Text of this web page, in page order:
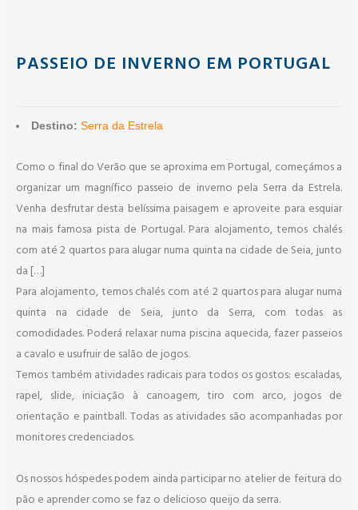
PASSEIO DE INVERNO EM PORTUGAL
Destino: Serra da Estrela
Como o final do Verão que se aproxima em Portugal, começámos a
organizar um magnífico passeio de inverno pela Serra da Estrela.
Venha desfrutar desta belíssima paisagem e aproveite para esquiar
na mais famosa pista de Portugal. Para alojamento, temos chalés
com até 2 quartos para alugar numa quinta na cidade de Seia, junto
da […]
Para alojamento, temos chalés com até 2 quartos para alugar numa
quinta na cidade de Seia, junto da Serra, com todas as
comodidades. Poderá relaxar numa piscina aquecida, fazer passeios
a cavalo e usufruir de salão de jogos.
Temos também atividades radicais para todos os gostos: escaladas,
rapel, slide, iniciação à canoagem, tiro com arco, jogos de
orientação e paintball. Todas as atividades são acompanhadas por
monitores credenciados.
Os nossos hóspedes podem ainda participar no atelier de feitura do
pão e aprender como se faz o delicioso queijo da serra.